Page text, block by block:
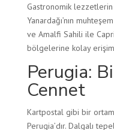
Gastronomik
Yanardağı’nın
ve Amalfi Sahili ile Capri
bölgelerine kolay
Perugia:
Cennet
Kartpostal gibi bir
Perugia’dır. Dalgalı